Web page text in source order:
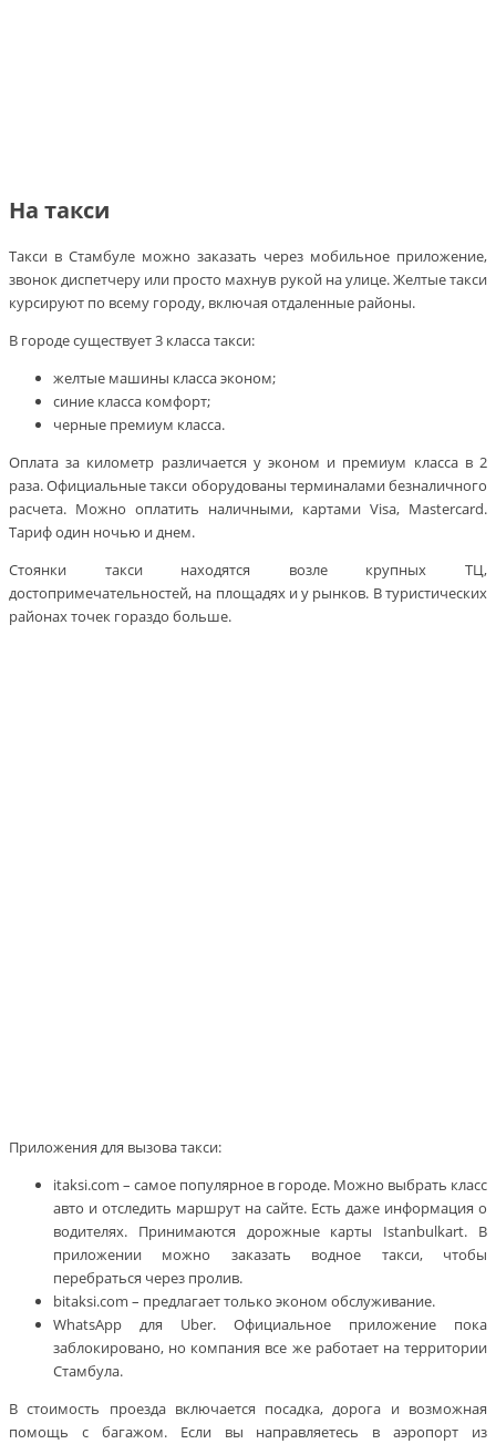
На такси
Такси в Стамбуле можно заказать через мобильное приложение,
звонок диспетчеру или просто махнув рукой на улице. Желтые такси
курсируют по всему городу, включая отдаленные районы.
В городе существует 3 класса такси:
желтые машины класса эконом;
синие класса комфорт;
черные премиум класса.
Оплата за километр различается у эконом и премиум класса в 2
раза. Официальные такси оборудованы терминалами безналичного
расчета. Можно оплатить наличными, картами Visa, Mastercard.
Тариф один ночью и днем.
Стоянки такси находятся возле крупных ТЦ,
достопримечательностей, на площадях и у рынков. В туристических
районах точек гораздо больше.
Приложения для вызова такси:
itaksi.com – самое популярное в городе. Можно выбрать класс
авто и отследить маршрут на сайте. Есть даже информация о
водителях. Принимаются дорожные карты Istanbulkart. В
приложении можно заказать водное такси, чтобы
перебраться через пролив.
bitaksi.com – предлагает только эконом обслуживание.
WhatsApp для Uber. Официальное приложение пока
заблокировано, но компания все же работает на территории
Стамбула.
В стоимость проезда включается посадка, дорога и возможная
помощь с багажом. Если вы направляетесь в аэропорт из